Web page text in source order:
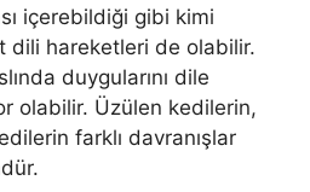
içerebildiği gibi kimi
dili hareketleri de olabilir.
duygularını dile
olabilir. Üzülen kedilerin,
farklı davranışlar